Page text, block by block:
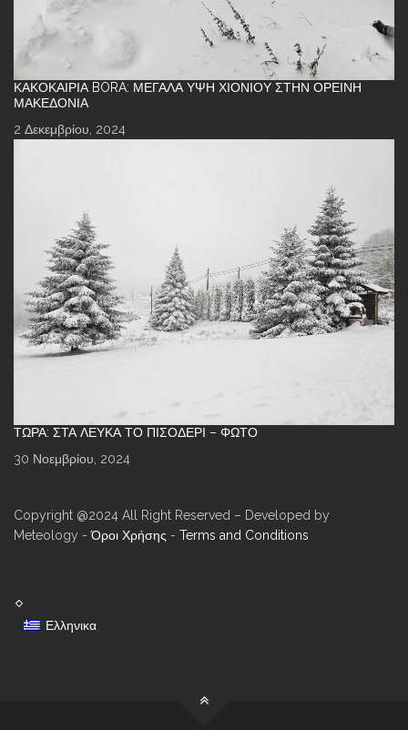
ΚΑΚΟΚΑΙΡΊΑ BORA: ΜΕΓΆΛΑ ΎΨΗ ΧΙΟΝΙΟΎ ΣΤΗΝ ΟΡΕΙΝΉ
ΜΑΚΕΔΟΝΊΑ
2 Δεκεμβρίου, 2024
ΤΏΡΑ: ΣΤΑ ΛΕΥΚΆ ΤΟ ΠΙΣΟΔΈΡΙ – ΦΩΤΌ
30 Νοεμβρίου, 2024
Copyright @2024 All Right Reserved – Developed by
Meteology -Όροι Χρήσης - Terms and Conditions
Ελληνικα